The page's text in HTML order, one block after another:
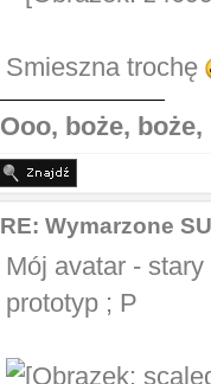
Smieszna trochę
Ooo, boże,
RE: Wymarzone
Mój avatar -
prototyp ; P